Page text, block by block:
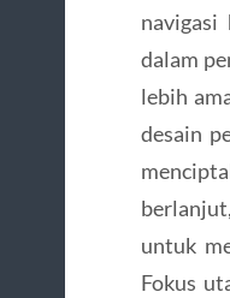
dalam
lebih
desain
untuk
Fokus